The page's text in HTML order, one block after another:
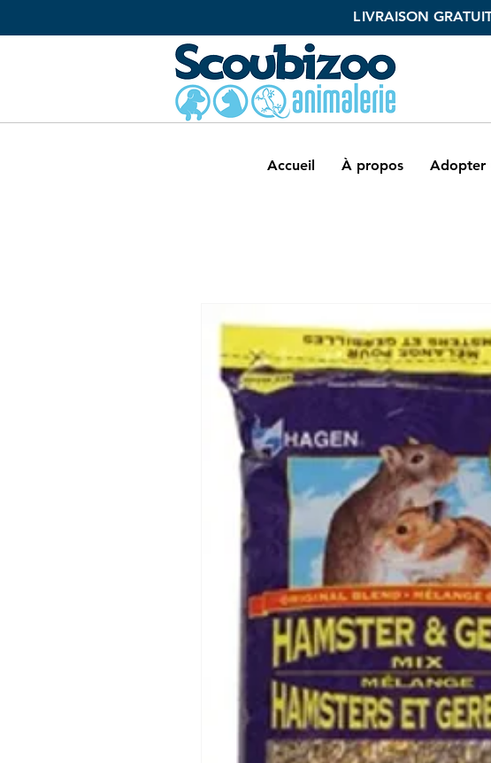
LIVRAISON
Accueil À propos Adopter